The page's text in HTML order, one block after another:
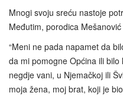
Mnogi svoju sreću nastoje
Međutim, porodica
“Meni ne pada napamet da
da mi pomogne Općina ili
negdje vani, u Njemačkoj ili
moja žena, moj brat, koji je